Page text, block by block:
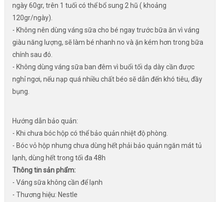
ngày 60gr, trên 1 tuối có thể bổ sung 2 hũ ( khoảng
120gr/ngày).
- Không nên dùng váng sữa cho bé ngay trước bữa ăn vì váng
giàu năng lượng, sẽ làm bé nhanh no và ặn kém hơn trong bữa
chính sau đó.
- Không dùng váng sữa ban đêm vì buổi tối dạ dày cần được
nghỉ ngơi, nếu nạp quá nhiều chất béo sẽ dẫn đến khó tiêu, đầy
bụng.
Hướng dẫn bảo quản:
- Khi chưa bóc hộp có thể bảo quản nhiệt độ phòng.
- Bóc vỏ hộp nhưng chưa dùng hết phải bảo quản ngăn mát tủ
lạnh, dùng hết trong tối đa 48h
Thông tin sản phẩm:
- Váng sữa không cần để lạnh
- Thương hiệu: Nestle